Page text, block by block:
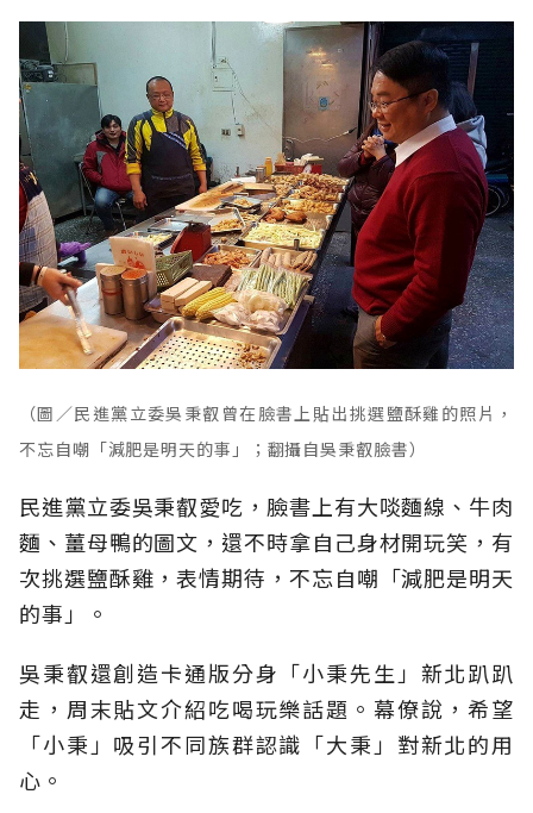
（圖／民進黨立委吳秉叡曾在臉書上貼出挑選鹽酥雞的照片，
不忘自嘲「減肥是明天的事」；翻攝自吳秉叡臉書）
民進黨立委吳秉叡愛吃，臉書上有大啖麵線、牛肉
麵、薑母鴨的圖文，還不時拿自己身材開玩笑，有
次挑選鹽酥雞，表情期待，不忘自嘲「減肥是明天
的事」。
吳秉叡還創造卡通版分身「小秉先生」新北趴趴
走，周末貼文介紹吃喝玩樂話題。幕僚說，希望
「小秉」吸引不同族群認識「大秉」對新北的用
心。